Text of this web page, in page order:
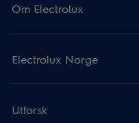
Om Electrolux
Electrolux Norge
Utforsk